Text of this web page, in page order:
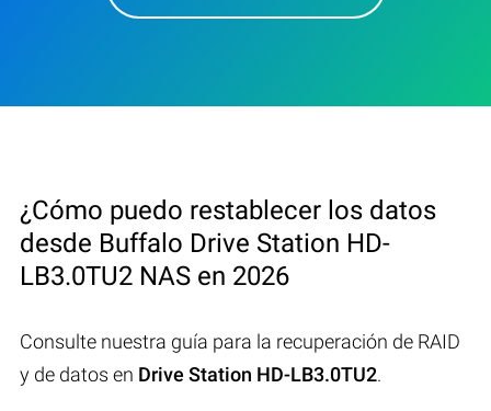
¿Cómo puedo restablecer los datos
desde Buffalo Drive Station HD-
LB3.0TU2 NAS en 2026
Consulte nuestra guía para la recuperación de RAID
y de datos en Drive Station HD-LB3.0TU2.